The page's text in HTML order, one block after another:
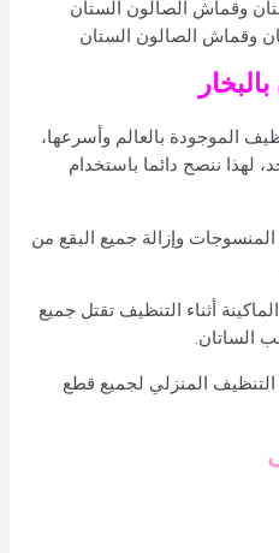
وقماش الصالون الستان
الموجودة بالعالم وأسرعها،
لهذا ننصح دائما باستخدام
وإزالة جميع البقع من
أثناء التنظيف تقتل جميع
الساتان.
المنزلي لجميع قطع